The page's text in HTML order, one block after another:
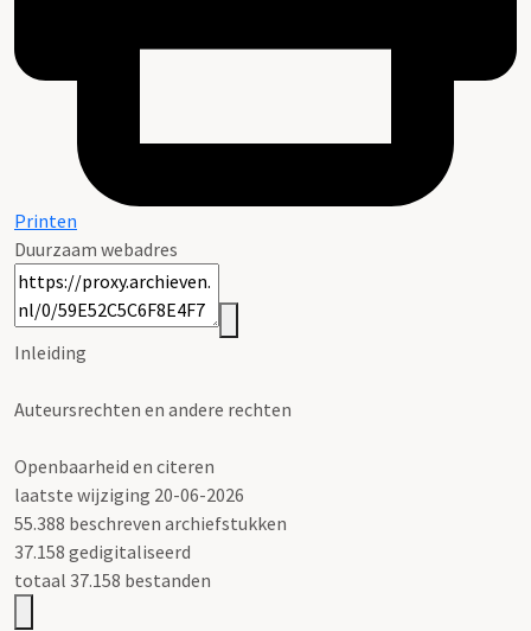
Printen
Duurzaam webadres
Inleiding
Auteursrechten en andere rechten
Openbaarheid en citeren
laatste wijziging 20-06-2026
55.388 beschreven archiefstukken
37.158 gedigitaliseerd
totaal 37.158 bestanden